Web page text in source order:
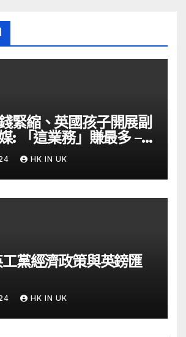
緊縮、英國孩子開展副
: 「這業務」賺最多 –
HK IN UK
黨經濟政策與英鎊匯
HK IN UK